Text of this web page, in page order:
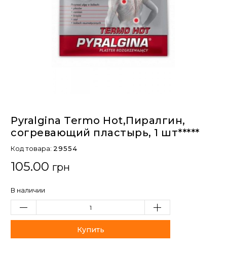
Pyralgina Termo Hot,Пиралгин,
согревающий пластырь, 1 шт*****
Код товара: 29554
105.00 грн
В наличии